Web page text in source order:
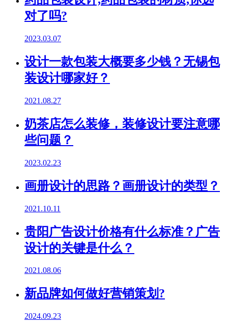
对了吗?
2023.03.07
设计一款包装大概要多少钱？无锡包
装设计哪家好？
2021.08.27
奶茶店怎么装修，装修设计要注意哪
些问题？
2023.02.23
画册设计的思路？画册设计的类型？
2021.10.11
贵阳广告设计价格有什么标准？广告
设计的关键是什么？
2021.08.06
新品牌如何做好营销策划?
2024.09.23